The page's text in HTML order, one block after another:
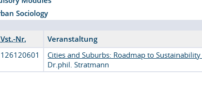
Sociology
Vst.-Nr. Veranstaltung
126120601
Cities and Suburbs: Roadmap to
Dr.phil. Stratmann